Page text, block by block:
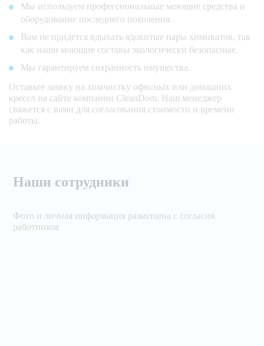
Мы используем профессиональные моющие средства и
оборудование последнего поколения.
Вам не придется вдыхать ядовитые пары химикатов, так
как наши моющие составы экологически безопасные.
Мы гарантируем сохранность имущества.
Оставьте заявку на химчистку офисных или домашних
кресел на сайте компании CleanDom. Наш менеджер
свяжется с вами для согласования стоимости и времени
работы.
Наши сотрудники
Фото и личная информация размещена с согласия
работников